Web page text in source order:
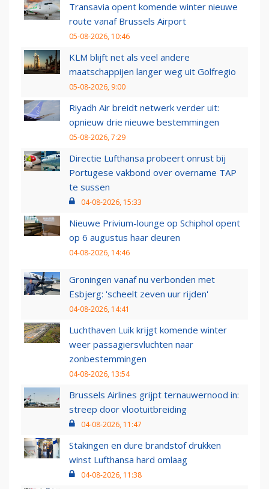
Transavia opent komende winter nieuwe
route vanaf Brussels Airport
05-08-2026, 10:46
KLM blijft net als veel andere
maatschappijen langer weg uit Golfregio
05-08-2026, 9:00
Riyadh Air breidt netwerk verder uit:
opnieuw drie nieuwe bestemmingen
05-08-2026, 7:29
Directie Lufthansa probeert onrust bij
Portugese vakbond over overname TAP
te sussen
04-08-2026, 15:33
Nieuwe Privium-lounge op Schiphol opent
op 6 augustus haar deuren
04-08-2026, 14:46
Groningen vanaf nu verbonden met
Esbjerg: 'scheelt zeven uur rijden'
04-08-2026, 14:41
Luchthaven Luik krijgt komende winter
weer passagiersvluchten naar
zonbestemmingen
04-08-2026, 13:54
Brussels Airlines grijpt ternauwernood in:
streep door vlootuitbreiding
04-08-2026, 11:47
Stakingen en dure brandstof drukken
winst Lufthansa hard omlaag
04-08-2026, 11:38